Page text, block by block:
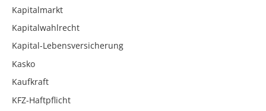
Kapitalmarkt
Kapitalwahlrecht
Kapital-Lebensversicherung
Kasko
Kaufkraft
KFZ-Haftpflicht